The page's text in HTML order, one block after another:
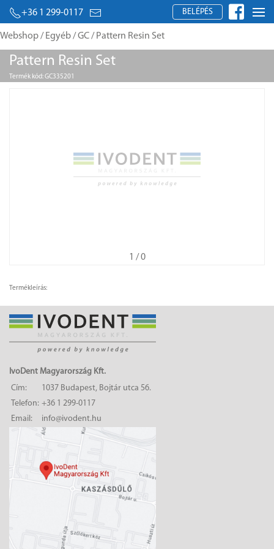
+36 1 299-0117 BELÉPÉS
Webshop/ Egyéb/GC/ Pattern Resin Set
Pattern Resin Set
Termék kód: GC335201
1 / 0
Termékleírás:
IvoDent Magyarország Kft.
Cím:
1037 Budapest, Bojtár utca 56.
Telefon: +36 1 299-0117
Email:
info@ivodent.hu